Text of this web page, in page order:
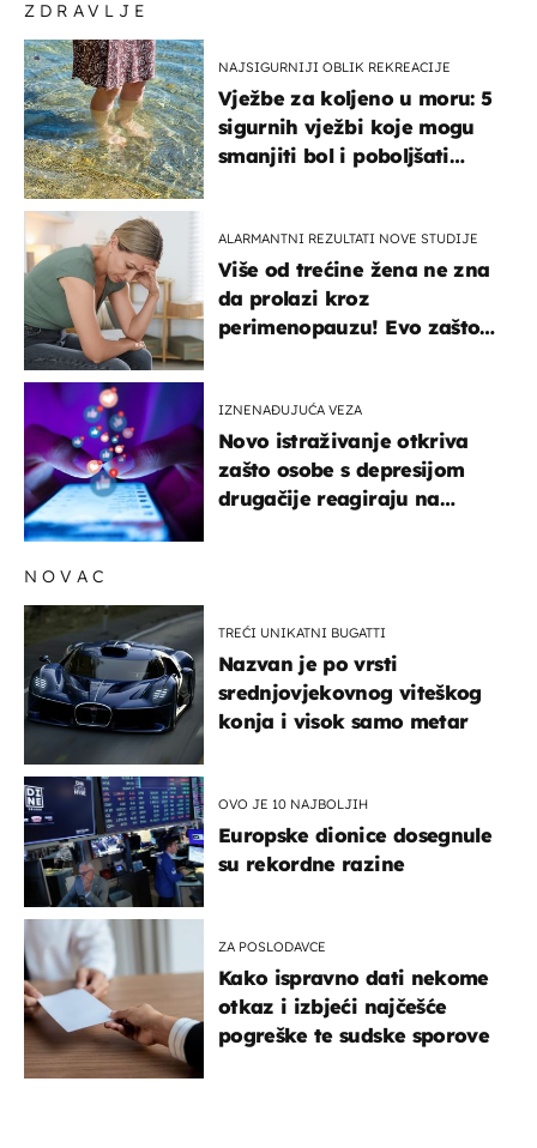
ZDRAVLJE
NAJSIGURNIJI OBLIK REKREACIJE
Vježbe za koljeno u moru: 5
sigurnih vježbi koje mogu
smanjiti bol i poboljšati
ALARMANTNI REZULTATI NOVE STUDIJE
Više od trećine žena ne zna
da prolazi kroz
perimenopauzu! Evo zašto
IZNENAĐUJUĆA VEZA
Novo istraživanje otkriva
zašto osobe s depresijom
drugačije reagiraju na
NOVAC
TREĆI UNIKATNI BUGATTI
Nazvan je po vrsti
srednjovjekovnog viteškog
konja i visok samo metar
OVO JE 10 NAJBOLJIH
Europske dionice dosegnule
su rekordne razine
ZA POSLODAVCE
Kako ispravno dati nekome
otkaz i izbjeći najčešće
pogreške te sudske sporove